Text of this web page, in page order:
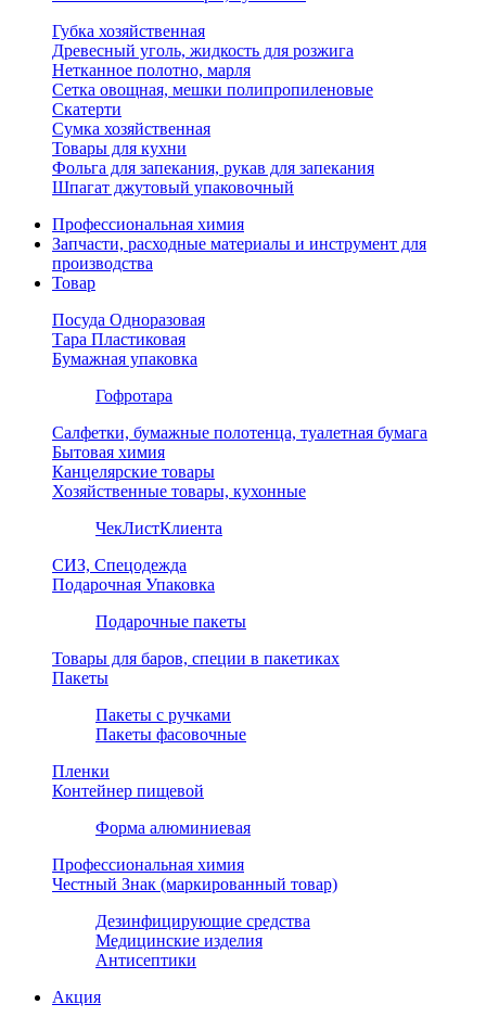
Губка хозяйственная
Древесный уголь, жидкость для розжига
Нетканное полотно, марля
Сетка овощная, мешки полипропиленовые
Скатерти
Сумка хозяйственная
Товары для кухни
Фольга для запекания, рукав для запекания
Шпагат джутовый упаковочный
Профессиональная химия
Запчасти, расходные материалы и инструмент для
производства
Товар
Посуда Одноразовая
Тара Пластиковая
Бумажная упаковка
Гофротара
Салфетки, бумажные полотенца, туалетная бумага
Бытовая химия
Канцелярские товары
Хозяйственные товары, кухонные
ЧекЛистКлиента
СИЗ, Спецодежда
Подарочная Упаковка
Подарочные пакеты
Товары для баров, специи в пакетиках
Пакеты
Пакеты с ручками
Пакеты фасовочные
Пленки
Контейнер пищевой
Форма алюминиевая
Профессиональная химия
Честный Знак (маркированный товар)
Дезинфицирующие средства
Медицинские изделия
Антисептики
Акция